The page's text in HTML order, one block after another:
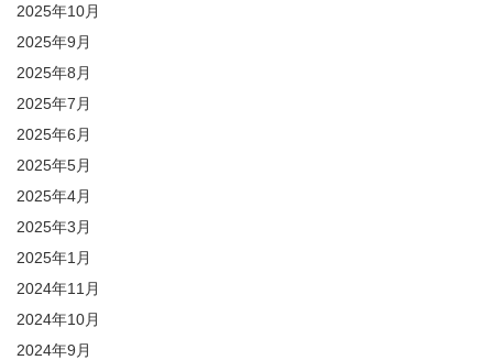
2025年10月
2025年9月
2025年8月
2025年7月
2025年6月
2025年5月
2025年4月
2025年3月
2025年1月
2024年11月
2024年10月
2024年9月